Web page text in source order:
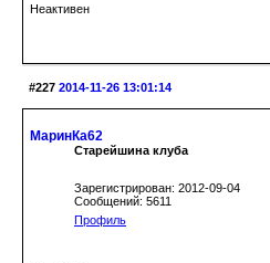
Неактивен
#227 2014-11-26 13:01:14
МаринКа62
Старейшина клуба
Зарегистрирован: 2012-09-04
Сообщений: 5611
Профиль